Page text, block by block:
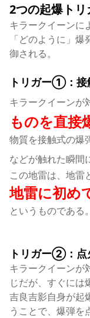
2つの起爆トリ
キラークイーンに
「どのように」
御される。
トリガー①：接
キラークイーンが
ものを直接
物質を接触式の爆
などが触れた瞬間
この地雷は、地雷
地雷に初め
というものである。
トリガー②：点
キラークイーンが
じだが、すぐには
吉良吉影自身が起
うことで、爆弾を